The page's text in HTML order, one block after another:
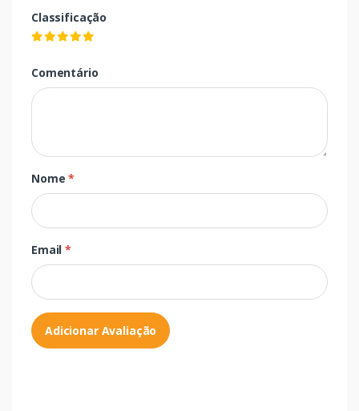
Classificação
Comentário
Nome*
Email*
Adicionar Avaliação